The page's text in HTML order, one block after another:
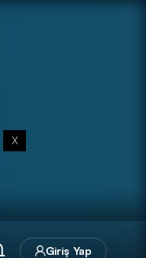
X
Giriş Yap